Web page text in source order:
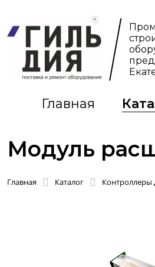
Главная
Модуль
Главная Каталог Контроллеры